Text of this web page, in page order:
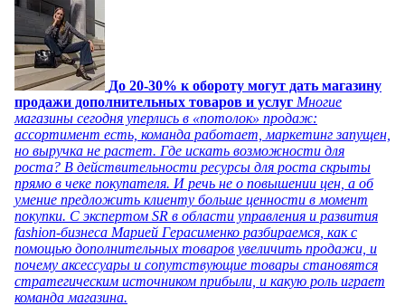
До 20-30% к обороту могут дать магазину
продажи дополнительных товаров и услуг Многие
магазины сегодня уперлись в «потолок» продаж:
ассортимент есть, команда работает, маркетинг запущен,
но выручка не растет. Где искать возможности для
роста? В действительности ресурсы для роста скрыты
прямо в чеке покупателя. И речь не о повышении цен, а об
умение предложить клиенту больше ценности в момент
покупки. С экспертом SR в области управления и развития
fashion-бизнеса Марией Герасименко разбираемся, как с
помощью дополнительных товаров увеличить продажи, и
почему аксессуары и сопутствующие товары становятся
стратегическим источником прибыли, и какую роль играет
команда магазина.